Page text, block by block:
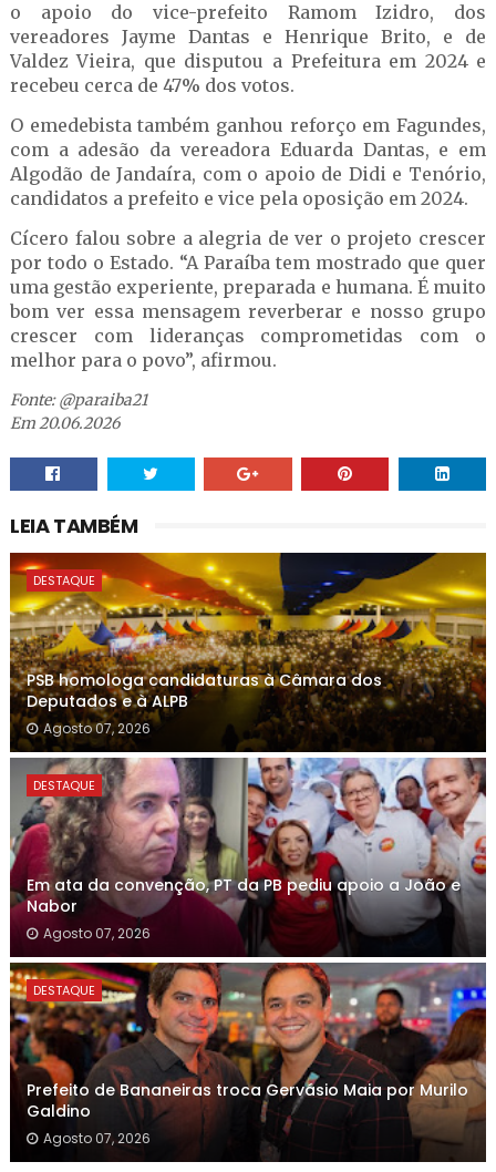
o apoio do vice-prefeito Ramom Izidro, dos
vereadores Jayme Dantas e Henrique Brito, e de
Valdez Vieira, que disputou a Prefeitura em 2024 e
recebeu cerca de 47% dos votos.
O emedebista também ganhou reforço em Fagundes,
com a adesão da vereadora Eduarda Dantas, e em
Algodão de Jandaíra, com o apoio de Didi e Tenório,
candidatos a prefeito e vice pela oposição em 2024.
Cícero falou sobre a alegria de ver o projeto crescer
por todo o Estado. “A Paraíba tem mostrado que quer
uma gestão experiente, preparada e humana. É muito
bom ver essa mensagem reverberar e nosso grupo
crescer com lideranças comprometidas com o
melhor para o povo”, afirmou.
Fonte: @paraiba21
Em 20.06.2026
LEIA TAMBÉM
DESTAQUE
PSB homologa candidaturas à Câmara dos
Deputados e à ALPB
Agosto 07, 2026
DESTAQUE
Em ata da convenção, PT da PB pediu apoio a João e
Nabor
Agosto 07, 2026
DESTAQUE
Prefeito de Bananeiras troca Gervásio Maia por Murilo
Galdino
Agosto 07, 2026